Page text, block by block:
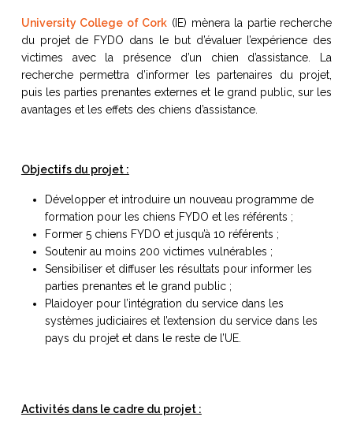
University College of Cork (IE) mènera la partie recherche
du projet de FYDO dans le but d’évaluer l’expérience des
victimes avec la présence d’un chien d’assistance. La
recherche permettra d’informer les partenaires du projet,
puis les parties prenantes externes et le grand public, sur les
avantages et les effets des chiens d’assistance.
Objectifs du projet :
Développer et introduire un nouveau programme de
formation pour les chiens FYDO et les référents ;
Former 5 chiens FYDO et jusqu’à 10 référents ;
Soutenir au moins 200 victimes vulnérables ;
Sensibiliser et diffuser les résultats pour informer les
parties prenantes et le grand public ;
Plaidoyer pour l’intégration du service dans les
systèmes judiciaires et l’extension du service dans les
pays du projet et dans le reste de l’UE.
Activités dans le cadre du projet :